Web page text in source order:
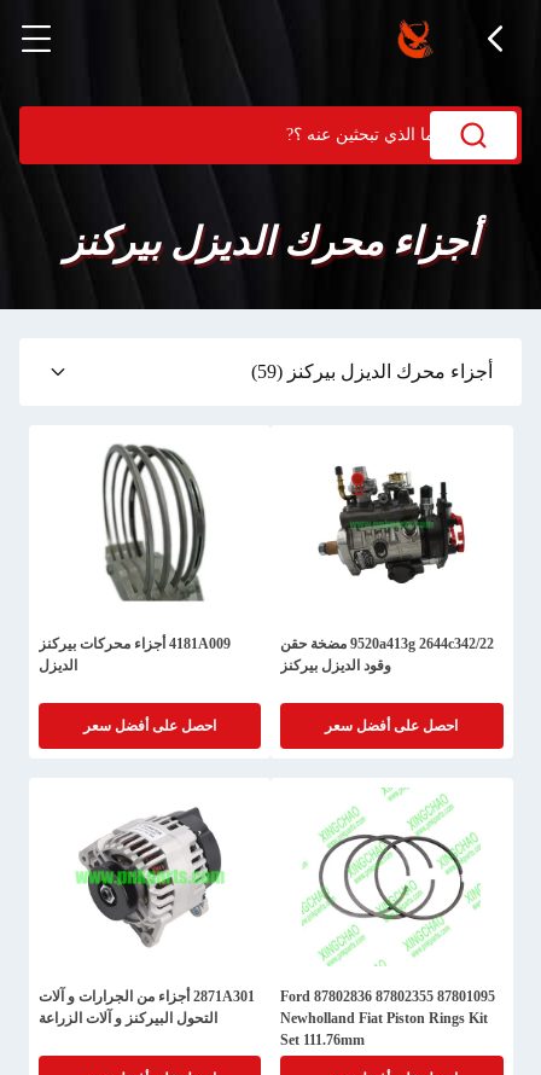
أجزاء محرك الديزل بيركنز
أجزاء محرك الديزل بيركنز (59)
9520a413g 2644c342/22 مضخة حقن
وقود الديزل بيركنز
احصل على أفضل سعر
4181A009 أجزاء محركات بيركنز
الديزل
احصل على أفضل سعر
87801095 87802355 87802836 Ford
Newholland Fiat Piston Rings Kit
Set 111.76mm
2871A301 أجزاء من الجرارات و آلات
التحول البيركنز و آلات الزراعة